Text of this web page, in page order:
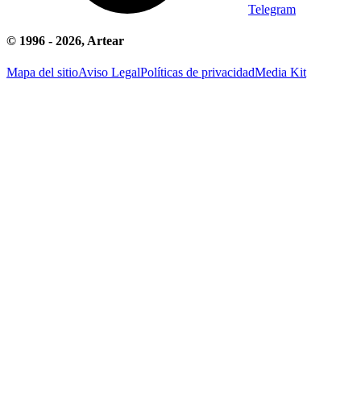
Telegram
© 1996 - 2026, Artear
Mapa del sitioAviso LegalPolíticas de privacidadMedia Kit